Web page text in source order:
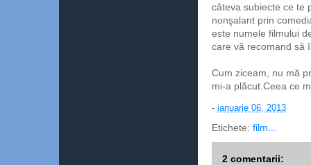
câteva subiecte ce te
nonşalant prin
este numele filmului
care vă recomand să
Cum ziceam, nu mă
mi-a plăcut.Ceea ce
- ianuarie 06, 2013
Etichete: film...
2 comentarii: